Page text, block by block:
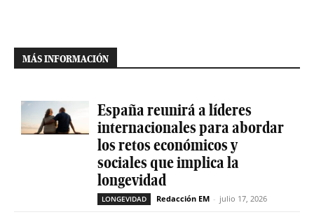
MÁS INFORMACIÓN
España reunirá a líderes
internacionales para abordar
los retos económicos y
sociales que implica la
longevidad
LONGEVIDAD Redacción EM - julio 17, 2026